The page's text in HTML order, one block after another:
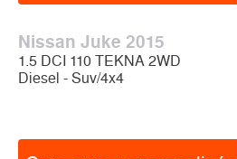
Nissan Juke 2015
1.5 DCI 110 TEKNA 2WD
Diesel - Suv/4x4